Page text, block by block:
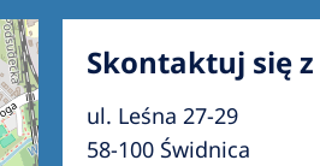
Skontaktuj się
ul. Leśna 27-29
58-100 Świdnica